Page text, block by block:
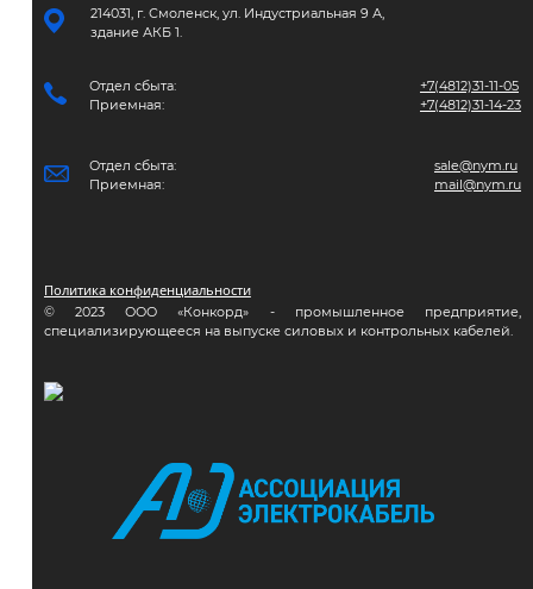
214031, г. Смоленск, ул. Индустриальная 9 А,
здание АКБ 1.
Отдел сбыта:
Приемная:
+7(4812)31-11-05
+7(4812)31-14-23
Отдел сбыта:
Приемная:
sale@nym.ru
mail@nym.ru
Политика конфиденциальности
© 2023 ООО «Конкорд» - промышленное предприятие,
специализирующееся на выпуске силовых и контрольных кабелей.